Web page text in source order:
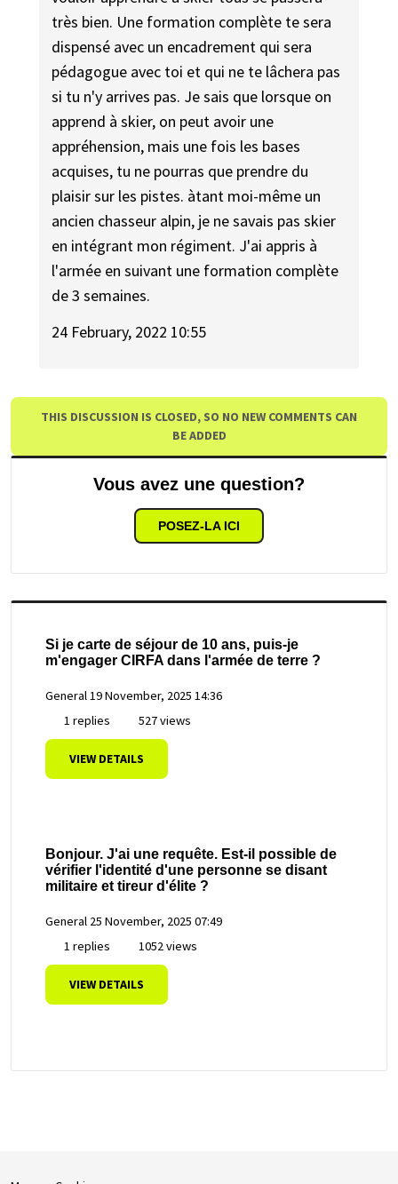
très bien. Une formation complète te sera
dispensé avec un encadrement qui sera
pédagogue avec toi et qui ne te lâchera pas
si tu n'y arrives pas. Je sais que lorsque on
apprend à skier, on peut avoir une
appréhension, mais une fois les bases
acquises, tu ne pourras que prendre du
plaisir sur les pistes. àtant moi-même un
ancien chasseur alpin, je ne savais pas skier
en intégrant mon régiment. J'ai appris à
l'armée en suivant une formation complète
de 3 semaines.
24 February, 2022 10:55
THIS DISCUSSION IS CLOSED, SO NO NEW COMMENTS CAN
BE ADDED
Vous avez une question?
POSEZ-LA ICI
Si je carte de séjour de 10 ans, puis-je
m'engager CIRFA dans l'armée de terre ?
General19 November, 2025 14:36
1 replies
527 views
VIEW DETAILS
Bonjour. J'ai une requête. Est-il possible de
vérifier l'identité d'une personne se disant
militaire et tireur d'élite ?
General 25 November, 2025 07:49
1 replies
1052 views
VIEW DETAILS